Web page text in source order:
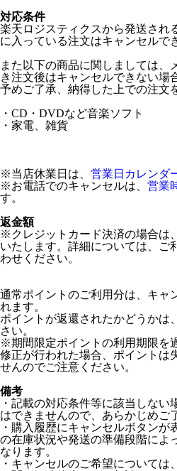
対応条件
楽天ロジスティクスから発送され
に入っている注文はキャンセルで
また以下の商品に関しましては、
き注文後はキャンセルできない場
予めご了承、納得した上での注文
・CD・DVDなど音楽ソフト
・家電、雑貨
※当店休業日は、 営業日カレンダ
※お電話でのキャンセルは、 営業
す。
返金額
※クレジットカード決済の場合は
いたします。詳細については、ご
わせください。
通常ポイントのご利用分は、キャ
れます。
ポイントが返還されたかどうかは、
さい。
※期間限定ポイントの利用期限を
修正が行われた場合、ポイントは
せんのでご注意ください。
備考
・記載の対応条件等に該当しない
はできませんので、あらかじめご
・購入履歴にキャンセルボタン
の在庫状況や発送の準備段階によ
なります。
・キャンセルのご希望について